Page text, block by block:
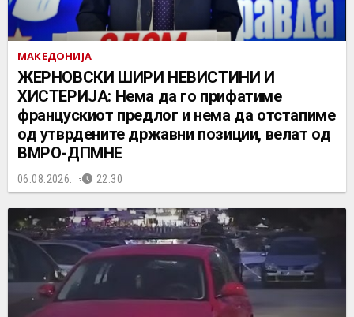
МАКЕДОНИЈА
ЖЕРНОВСКИ ШИРИ НЕВИСТИНИ И
ХИСТЕРИЈА: Нема да го прифатиме
францускиот предлог и нема да отстапиме
од утврдените државни позиции, велат од
ВМРО-ДПМНЕ
06.08.2026. 22:30